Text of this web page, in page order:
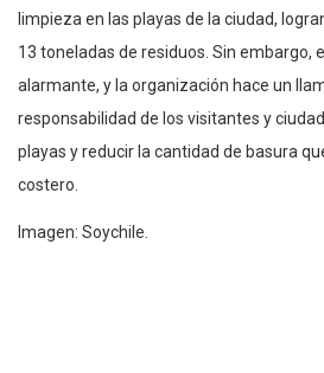
limpieza en las playas de la ciudad,
13 toneladas de residuos. Sin embargo,
alarmante, y la organización hace un
responsabilidad de los visitantes y
playas y reducir la cantidad de basura
costero.
Imagen: Soychile.